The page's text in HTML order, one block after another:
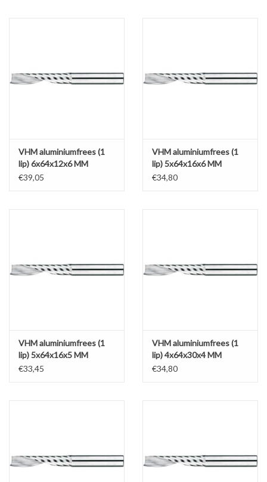
VHM aluminiumfrees (1
lip) 6x64x12x6 MM
€39,05
VHM aluminiumfrees (1
lip) 5x64x16x6 MM
€34,80
VHM aluminiumfrees (1
lip) 5x64x16x5 MM
€33,45
VHM aluminiumfrees (1
lip) 4x64x30x4 MM
€34,80